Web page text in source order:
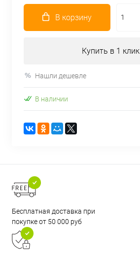
В корзину
Купить в 1 клик
Нашли дешевле
В наличии
Бесплатная доставка при
покупке от 50 000 руб